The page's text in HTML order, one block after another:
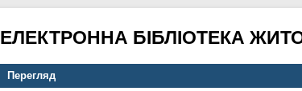
ЕЛЕКТРОННА БІБЛІОТЕКА
Перегляд